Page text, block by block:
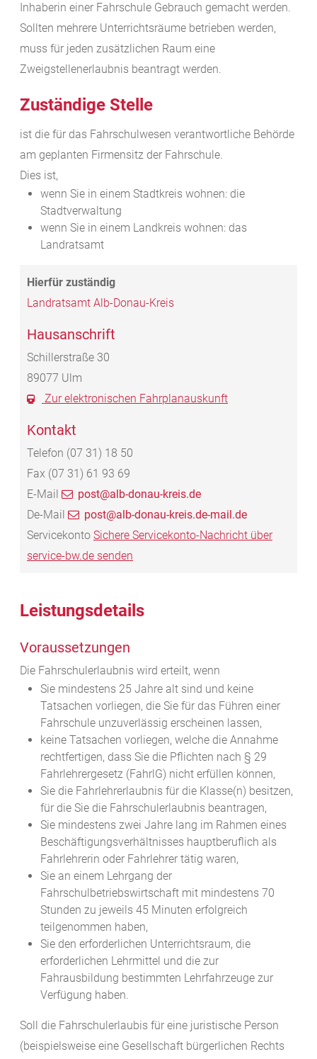
Inhaberin einer Fahrschule Gebrauch gemacht werden.
Sollten mehrere Unterrichtsräume betrieben werden,
muss für jeden zusätzlichen Raum eine
Zweigstellenerlaubnis beantragt werden.
Zuständige Stelle
ist die für das Fahrschulwesen verantwortliche Behörde
am geplanten Firmensitz der Fahrschule.
Dies ist,
wenn Sie in einem Stadtkreis wohnen: die
Stadtverwaltung
wenn Sie in einem Landkreis wohnen: das
Landratsamt
Landratsamt Alb-Donau-Kreis
Hausanschrift
Schillerstraße 30
89077 Ulm
Zur elektronischen Fahrplanauskunft
Kontakt
Telefon (07 31) 18 50
Fax (07 31) 61 93 69
E-Mail
post@alb-donau-kreis.de
De-Mail
post@alb-donau-kreis.de-mail.de
Servicekonto Sichere Servicekonto-Nachricht über
service-bw.de senden
Leistungsdetails
Voraussetzungen
Die Fahrschulerlaubnis wird erteilt, wenn
Sie mindestens 25 Jahre alt sind und keine
Tatsachen vorliegen, die Sie für das Führen einer
Fahrschule unzuverlässig erscheinen lassen,
keine Tatsachen vorliegen, welche die Annahme
rechtfertigen, dass Sie die Pflichten nach § 29
Fahrlehrergesetz (FahrlG) nicht erfüllen können,
Sie die Fahrlehrerlaubnis für die Klasse(n) besitzen,
für die Sie die Fahrschulerlaubnis beantragen,
Sie mindestens zwei Jahre lang im Rahmen eines
Beschäftigungsverhältnisses hauptberuflich als
Fahrlehrerin oder Fahrlehrer tätig waren,
Sie an einem Lehrgang der
Fahrschulbetriebswirtschaft mit mindestens 70
Stunden zu jeweils 45 Minuten erfolgreich
teilgenommen haben,
Sie den erforderlichen Unterrichtsraum, die
erforderlichen Lehrmittel und die zur
Fahrausbildung bestimmten Lehrfahrzeuge zur
Verfügung haben.
Soll die Fahrschulerlaubis für eine juristische Person
(beispielsweise eine Gesellschaft bürgerlichen Rechts